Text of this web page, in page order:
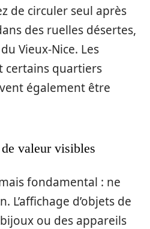
de circuler seul après
des ruelles désertes,
Vieux-Nice. Les
certains quartiers
également être
valeur visibles
fondamental : ne
L’affichage d’objets de
ou des appareils